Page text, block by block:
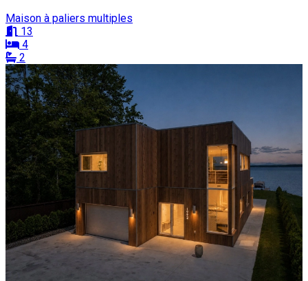
Maison à paliers multiples
13
4
2